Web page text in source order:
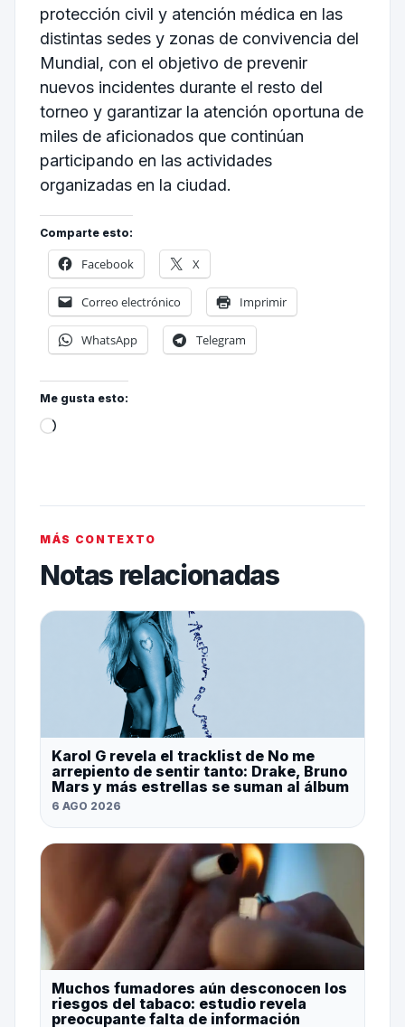
protección civil y atención médica en las
distintas sedes y zonas de convivencia del
Mundial, con el objetivo de prevenir
nuevos incidentes durante el resto del
torneo y garantizar la atención oportuna de
miles de aficionados que continúan
participando en las actividades
organizadas en la ciudad.
Comparte esto:
Facebook X
Correo electrónico Imprimir
WhatsApp Telegram
Me gusta esto:
MÁS CONTEXTO
Notas relacionadas
Karol G revela el tracklist de No me
arrepiento de sentir tanto: Drake, Bruno
Mars y más estrellas se suman al álbum
6 AGO 2026
Muchos fumadores aún desconocen los
riesgos del tabaco: estudio revela
preocupante falta de información